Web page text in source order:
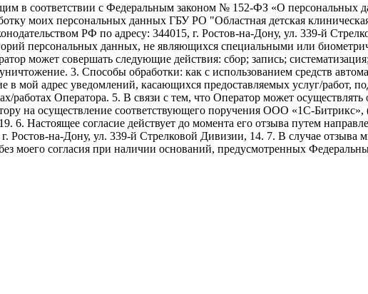
в соответствии с Федеральным законом № 152-ФЗ «О персональных
моих персональных данных ГБУ РО "Областная детская
РФ по адресу: 344015, г. Ростов-на-Дону, ул. 339-й
персональных данных, не являющихся специальными или
может совершать следующие действия: сбор; запись;
3. Способы обработки: как с использованием средств
в мой адрес уведомлений, касающихся предоставляемых услуг/работ,
работах Оператора. 5. В связи с тем, что Оператор может
на осуществление соответствующего поручения ООО «1С-
6. Настоящее согласие действует до момента его отзыва путем
Ростов-на-Дону, ул. 339-й Стрелковой Дивизии, 14. 7. В случае
моего согласия при наличии оснований, предусмотренных